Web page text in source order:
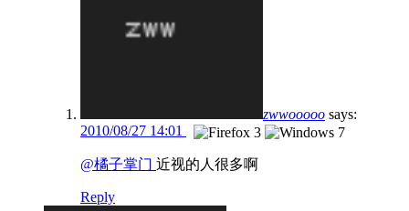
zwwooooo says:
2010/08/27 14:01
@橘子掌门 近视的人很多啊
Reply